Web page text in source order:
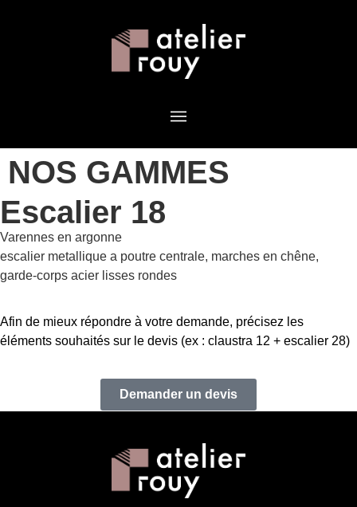
NOS GAMMES
Escalier 18
Varennes en argonne
escalier metallique a poutre centrale, marches en chêne,
garde-corps acier lisses rondes
Afin de mieux répondre à votre demande, précisez les
éléments souhaités sur le devis (ex : claustra 12 + escalier 28)
Demander un devis